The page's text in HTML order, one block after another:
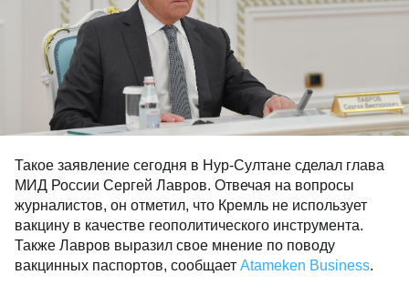
Такое заявление сегодня в Нур-Султане сделал глава
МИД России Сергей Лавров. Отвечая на вопросы
журналистов, он отметил, что Кремль не использует
вакцину в качестве геополитического инструмента.
Также Лавров выразил свое мнение по поводу
вакцинных паспортов, сообщает Atameken Business.